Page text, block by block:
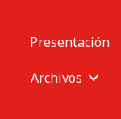
Presentación
Archivos